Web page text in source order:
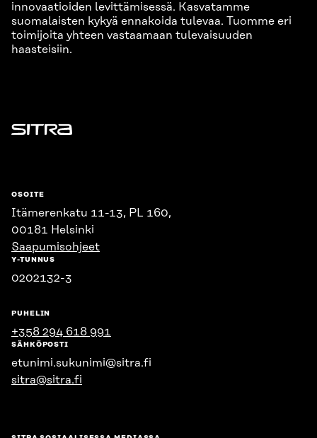
innovaatioiden levittämisessä. Kasvatamme
suomalaisten kykyä ennakoida tulevaa. Tuomme eri
toimijoita yhteen vastaamaan tulevaisuuden
haasteisiin.
Sitra
OSOITE
Itämerenkatu 11-13, PL 160,
00181 Helsinki
Saapumisohjeet
Y-TUNNUS
0202132-3
PUHELIN
+358 294 618 991
SÄHKÖPOSTI
etunimi.sukunimi@sitra.fi
sitra@sitra.fi